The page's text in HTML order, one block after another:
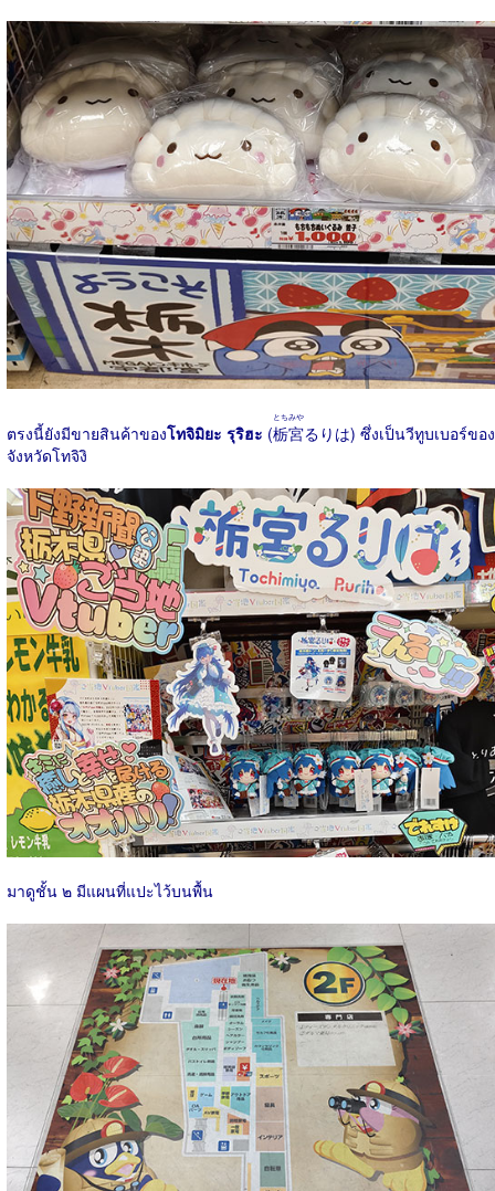
ตรงนี้ยังมีขายสินค้าของโทจิมิยะ รุริฮะ (栃宮
とちみや
るりは) ซึ่งเป็นวีทูบเบอร์ของ
จังหวัดโทจิงิ
มาดูชั้น ๒​ มีแผนที่แปะไว้บนพื้น